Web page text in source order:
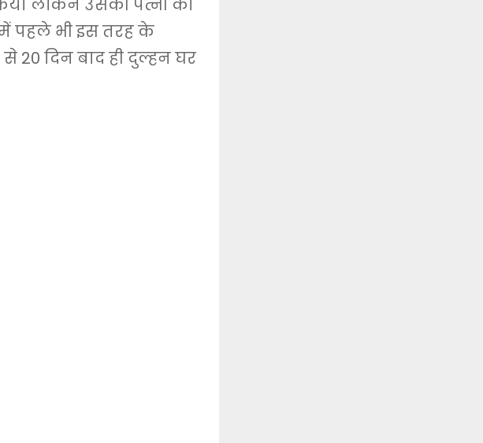
लेकिन उसकी पत्नी का
पहले भी इस तरह के
दिन बाद ही दुल्हन घर